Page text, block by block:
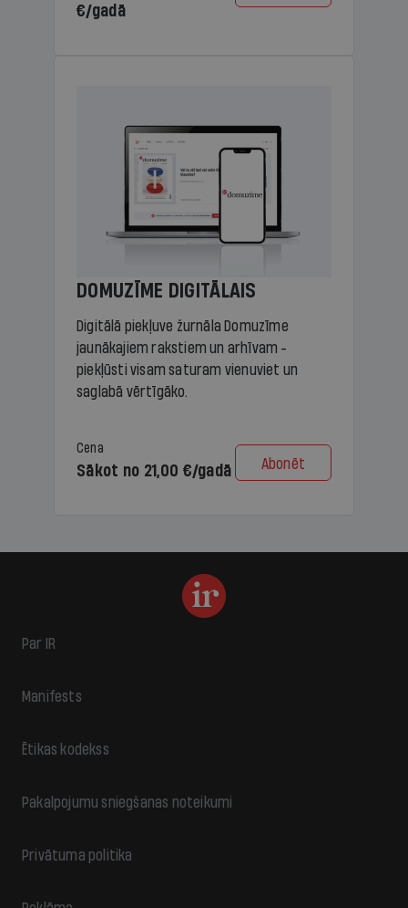
€/gadā
DOMUZĪME DIGITĀLAIS
Digitālā piekļuve žurnāla Domuzīme
jaunākajiem rakstiem un arhīvam -
piekļūsti visam saturam vienuviet un
saglabā vērtīgāko.
Cena
Sākot no 21,00 €/gadā Abonēt
Par IR
Manifests
Ētikas kodekss
Pakalpojumu sniegšanas noteikumi
Privātuma politika